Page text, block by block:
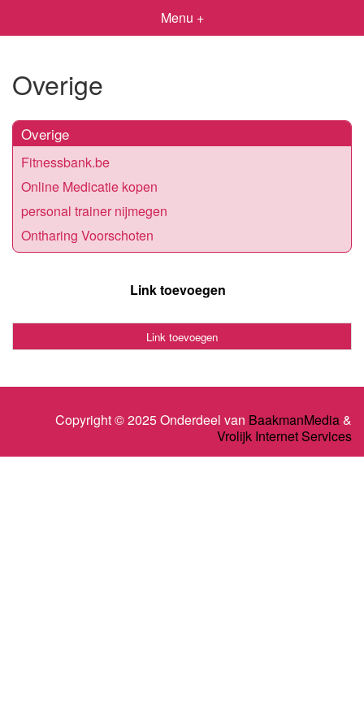
Menu +
Overige
Overige
Fitnessbank.be
Online Medicatie kopen
personal trainer nijmegen
Ontharing Voorschoten
Link toevoegen
Link toevoegen
Copyright © 2025 Onderdeel van BaakmanMedia&
Vrolijk Internet Services